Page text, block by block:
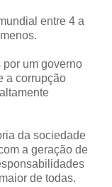
entre 4 a
por um governo
a corrupção
da sociedade
a geração de
de todas.